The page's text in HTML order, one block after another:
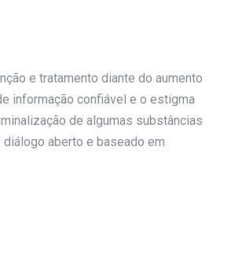
e tratamento diante do aumento
informação confiável e o estigma
de algumas substâncias
aberto e baseado em